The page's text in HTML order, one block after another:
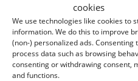
cookies
We use technologies like cookies to
information. We do this to improve
(non-) personalized ads.
process data such as browsing
consenting or withdrawing consent,
and functions.
Mentions Légales
Conditions
Politique de